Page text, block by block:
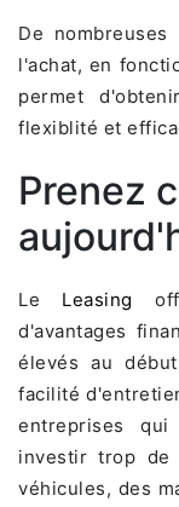
De
l'achat, en
permet
flexiblité et
Prenez
Le Leasing
d'avantages
élevés au
facilité
entreprises
investir trop de
véhicules, des